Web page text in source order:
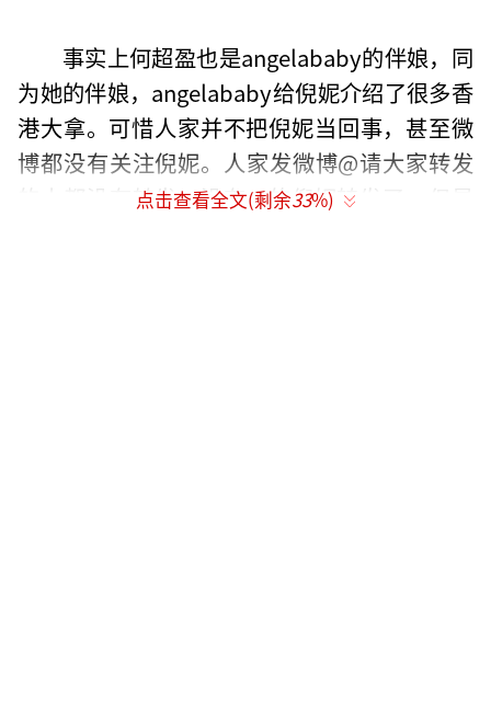
事实上何超盈也是angelababy的伴娘，同
为她的伴娘，angelababy给倪妮介绍了很多香
港大拿。可惜人家并不把倪妮当回事，甚至微
博都没有关注倪妮。人家发微博@请大家转发
的人都没有转发，没有@的倪妮转发了，但是
点击查看全文(剩余33%)